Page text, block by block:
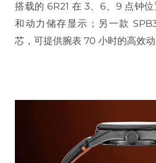
搭载的 6R21 在 3、6、9 点钟
和动力储存显示；另一款
芯，可提供腕表 70 小时的高效动